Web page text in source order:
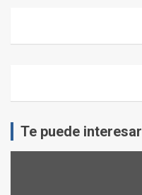
Te puede interesar